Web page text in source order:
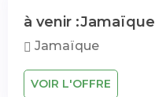
à venir :Jamaïque
Jamaïque
VOIR L'OFFRE